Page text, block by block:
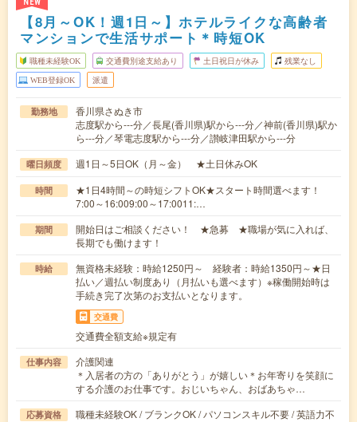
NEW
【8月～OK！週1日～】ホテルライクな高齢者
マンションで生活サポート＊時短OK
職種未経験OK 交通費別途支給あり 土日祝日が休み 残業なし
WEB登録OK 派遣
勤務地
香川県さぬき市
志度駅から---分／長尾(香川県)駅から---分／神前(香川県)駅か
ら---分／琴電志度駅から---分／讃岐津田駅から---分
曜日頻度 週1日～5日OK（月～金） ★土日休みOK
時間
★1日4時間～の時短シフトOK★スタート時間選べます！
7:00～16:009:00～17:0011:…
期間
開始日はご相談ください！ ★急募 ★職場が気に入れば、
長期でも働けます！
時給
無資格未経験：時給1250円～ 経験者：時給1350円～★日
払い／週払い制度あり（月払いも選べます）※稼働開始時は
手続き完了次第のお支払いとなります。
交通費
交通費全額支給※規定有
仕事内容
介護関連
＊入居者の方の「ありがとう」が嬉しい＊お年寄りを笑顔に
する介護のお仕事です。おじいちゃん、おばあちゃ…
応募資格
職種未経験OK / ブランクOK / パソコンスキル不要 / 英語力不